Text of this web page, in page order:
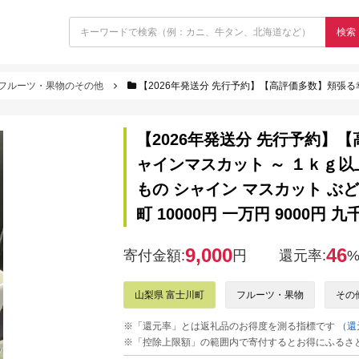
検索
ルーツ・果物のその他 【2026年発送分 先行予約】【高評価多数】頬張る幸福感 ～緑の宝石・ シャインマスカット ～ １
【2026年発送分 先行予約】
ャインマスカット ～ １ｋｇ
もの シャイン マスカット ぶ
町 10000円 一万円 9000円 九
寄付金額:9,000円 還元率:46%
山梨県 富士川町 フルーツ・果物 その
※「還元率」とは返礼品のお得度を測る指標です
（
※「控除上限額」の範囲内で寄付するとお得にふるさ